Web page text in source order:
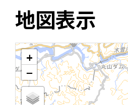
地図表示
+
−